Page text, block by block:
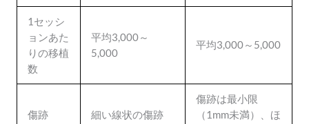
1セッシ
ョンあた
りの移植
数
平均3,000～
5,000
平均3,000～5,000
傷跡 細い線状の傷跡
傷跡は最小限
（1mm未満）、ほ